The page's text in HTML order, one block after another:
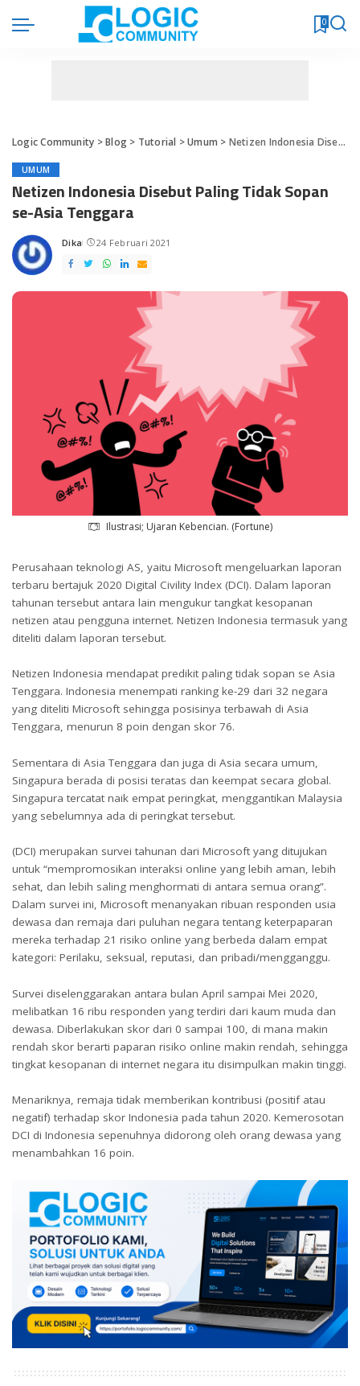
0
Logic Community >Blog> Tutorial >Umum > Netizen Indonesia Disebut Paling Tidak Sopan se-Asia Tenggara
UMUM
Netizen Indonesia Disebut Paling Tidak Sopan
se-Asia Tenggara
Posted
by
Dika 24 Februari 2021
Ilustrasi; Ujaran Kebencian. (Fortune)
Perusahaan teknologi AS, yaitu Microsoft mengeluarkan laporan
terbaru bertajuk 2020 Digital Civility Index (DCI). Dalam laporan
tahunan tersebut antara lain mengukur tangkat kesopanan
netizen atau pengguna internet. Netizen Indonesia termasuk yang
diteliti dalam laporan tersebut.
Netizen Indonesia mendapat predikit paling tidak sopan se Asia
Tenggara. Indonesia menempati ranking ke-29 dari 32 negara
yang diteliti Microsoft sehingga posisinya terbawah di Asia
Tenggara, menurun 8 poin dengan skor 76.
Sementara di Asia Tenggara dan juga di Asia secara umum,
Singapura berada di posisi teratas dan keempat secara global.
Singapura tercatat naik empat peringkat, menggantikan Malaysia
yang sebelumnya ada di peringkat tersebut.
(DCI) merupakan survei tahunan dari Microsoft yang ditujukan
untuk “mempromosikan interaksi online yang lebih aman, lebih
sehat, dan lebih saling menghormati di antara semua orang”.
Dalam survei ini, Microsoft menanyakan ribuan responden usia
dewasa dan remaja dari puluhan negara tentang keterpaparan
mereka terhadap 21 risiko online yang berbeda dalam empat
kategori: Perilaku, seksual, reputasi, dan pribadi/mengganggu.
Survei diselenggarakan antara bulan April sampai Mei 2020,
melibatkan 16 ribu responden yang terdiri dari kaum muda dan
dewasa. Diberlakukan skor dari 0 sampai 100, di mana makin
rendah skor berarti paparan risiko online makin rendah, sehingga
tingkat kesopanan di internet negara itu disimpulkan makin tinggi.
Menariknya, remaja tidak memberikan kontribusi (positif atau
negatif) terhadap skor Indonesia pada tahun 2020. Kemerosotan
DCI di Indonesia sepenuhnya didorong oleh orang dewasa yang
menambahkan 16 poin.